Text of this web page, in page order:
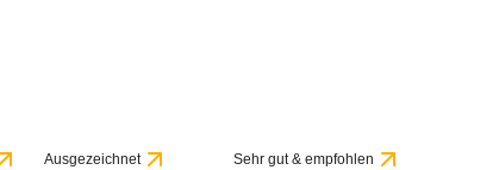
Ausgezeichnet Sehr gut & empfohlen